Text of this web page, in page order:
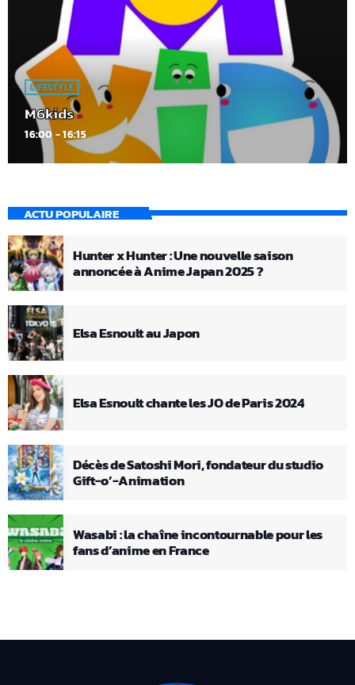
LIFESTYLE
M6kids
16:00 - 16:15
ACTU POPULAIRE
Hunter x Hunter : Une nouvelle saison
annoncée à Anime Japan 2025 ?
Elsa Esnoult au Japon
Elsa Esnoult chante les JO de Paris 2024
Décès de Satoshi Mori, fondateur du studio
Gift-o’-Animation
Wasabi : la chaîne incontournable pour les
fans d’anime en France